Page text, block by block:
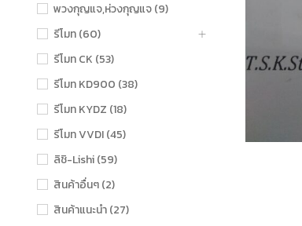
พวงกุญแจ,ห่วงกุญแจ (9)
รีโมท (60)
รีโมท CK (53)
รีโมท KD900 (38)
รีโมท KYDZ (18)
รีโมท VVDI (45)
ลิชิ-Lishi (59)
สินค้าอื่นๆ (2)
สินค้าแนะนำ (27)